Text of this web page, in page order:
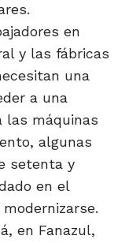
en
y las fábricas
una
a una
las máquinas
algunas
setenta y
en el
en Fanazul,